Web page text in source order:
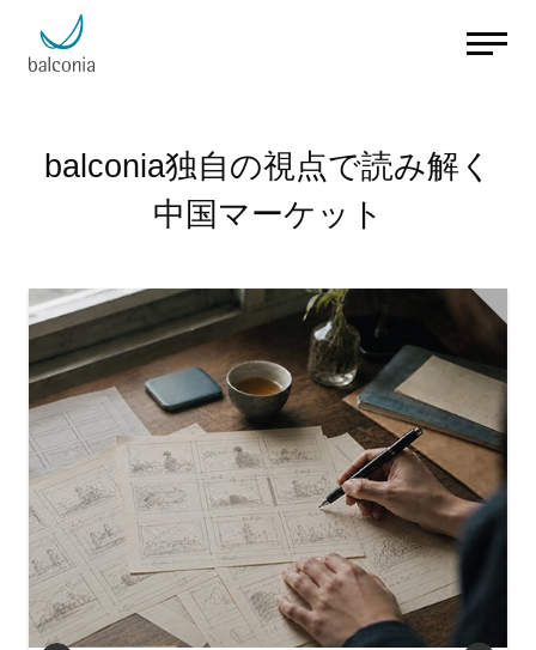
balconia独自の視点で読み解く
中国マーケット